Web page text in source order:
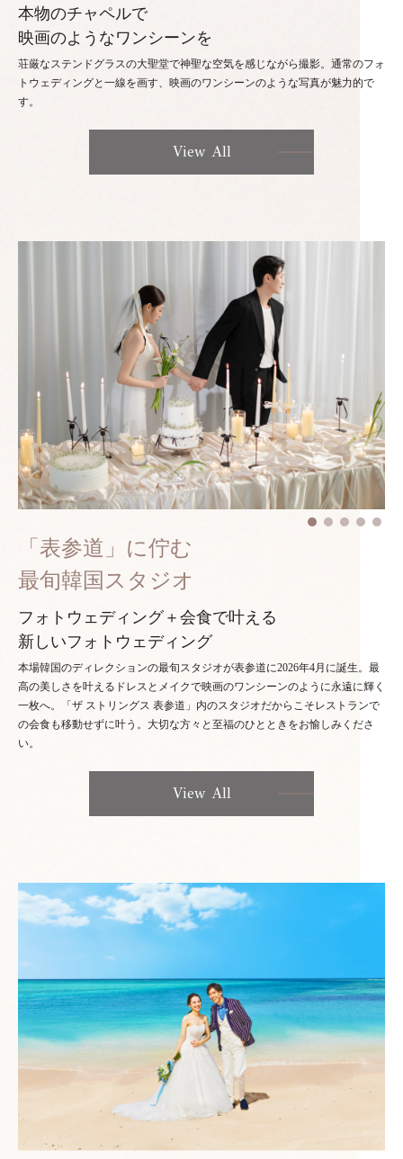
本物のチャペルで
映画のようなワンシーンを
荘厳なステンドグラスの大聖堂で神聖な空気を感じながら撮影。通常のフォ
トウェディングと一線を画す、映画のワンシーンのような写真が魅力的で
す。
View All
「表参道」に佇む
最旬韓国スタジオ
フォトウェディング＋会食で叶える
新しいフォトウェディング
本場韓国のディレクションの最旬スタジオが表参道に2026年4月に誕生。最
高の美しさを叶えるドレスとメイクで映画のワンシーンのように永遠に輝く
一枚へ。「ザ ストリングス 表参道」内のスタジオだからこそレストランで
の会食も移動せずに叶う。大切な方々と至福のひとときをお愉しみくださ
い。
View All